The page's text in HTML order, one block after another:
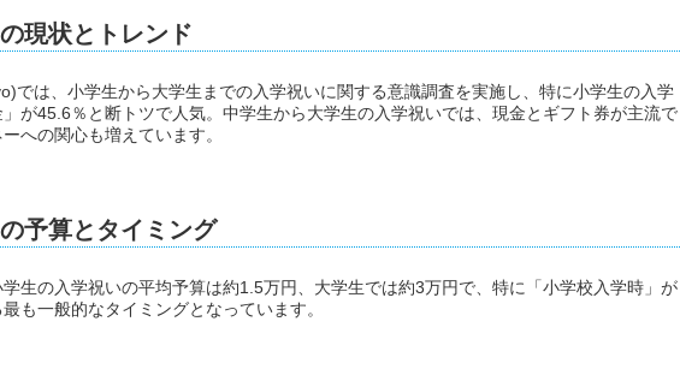
現状とトレンド
では、小学生から大学生までの入学祝いに関する意識調査を実施し、特に小学生の入学
が45.6％と断トツで人気。中学生から大学生の入学祝いでは、現金とギフト券が主流で
への関心も増えています。
予算とタイミング
生の入学祝いの平均予算は約1.5万円、大学生では約3万円で、特に「小学校入学時」が
も一般的なタイミングとなっています。